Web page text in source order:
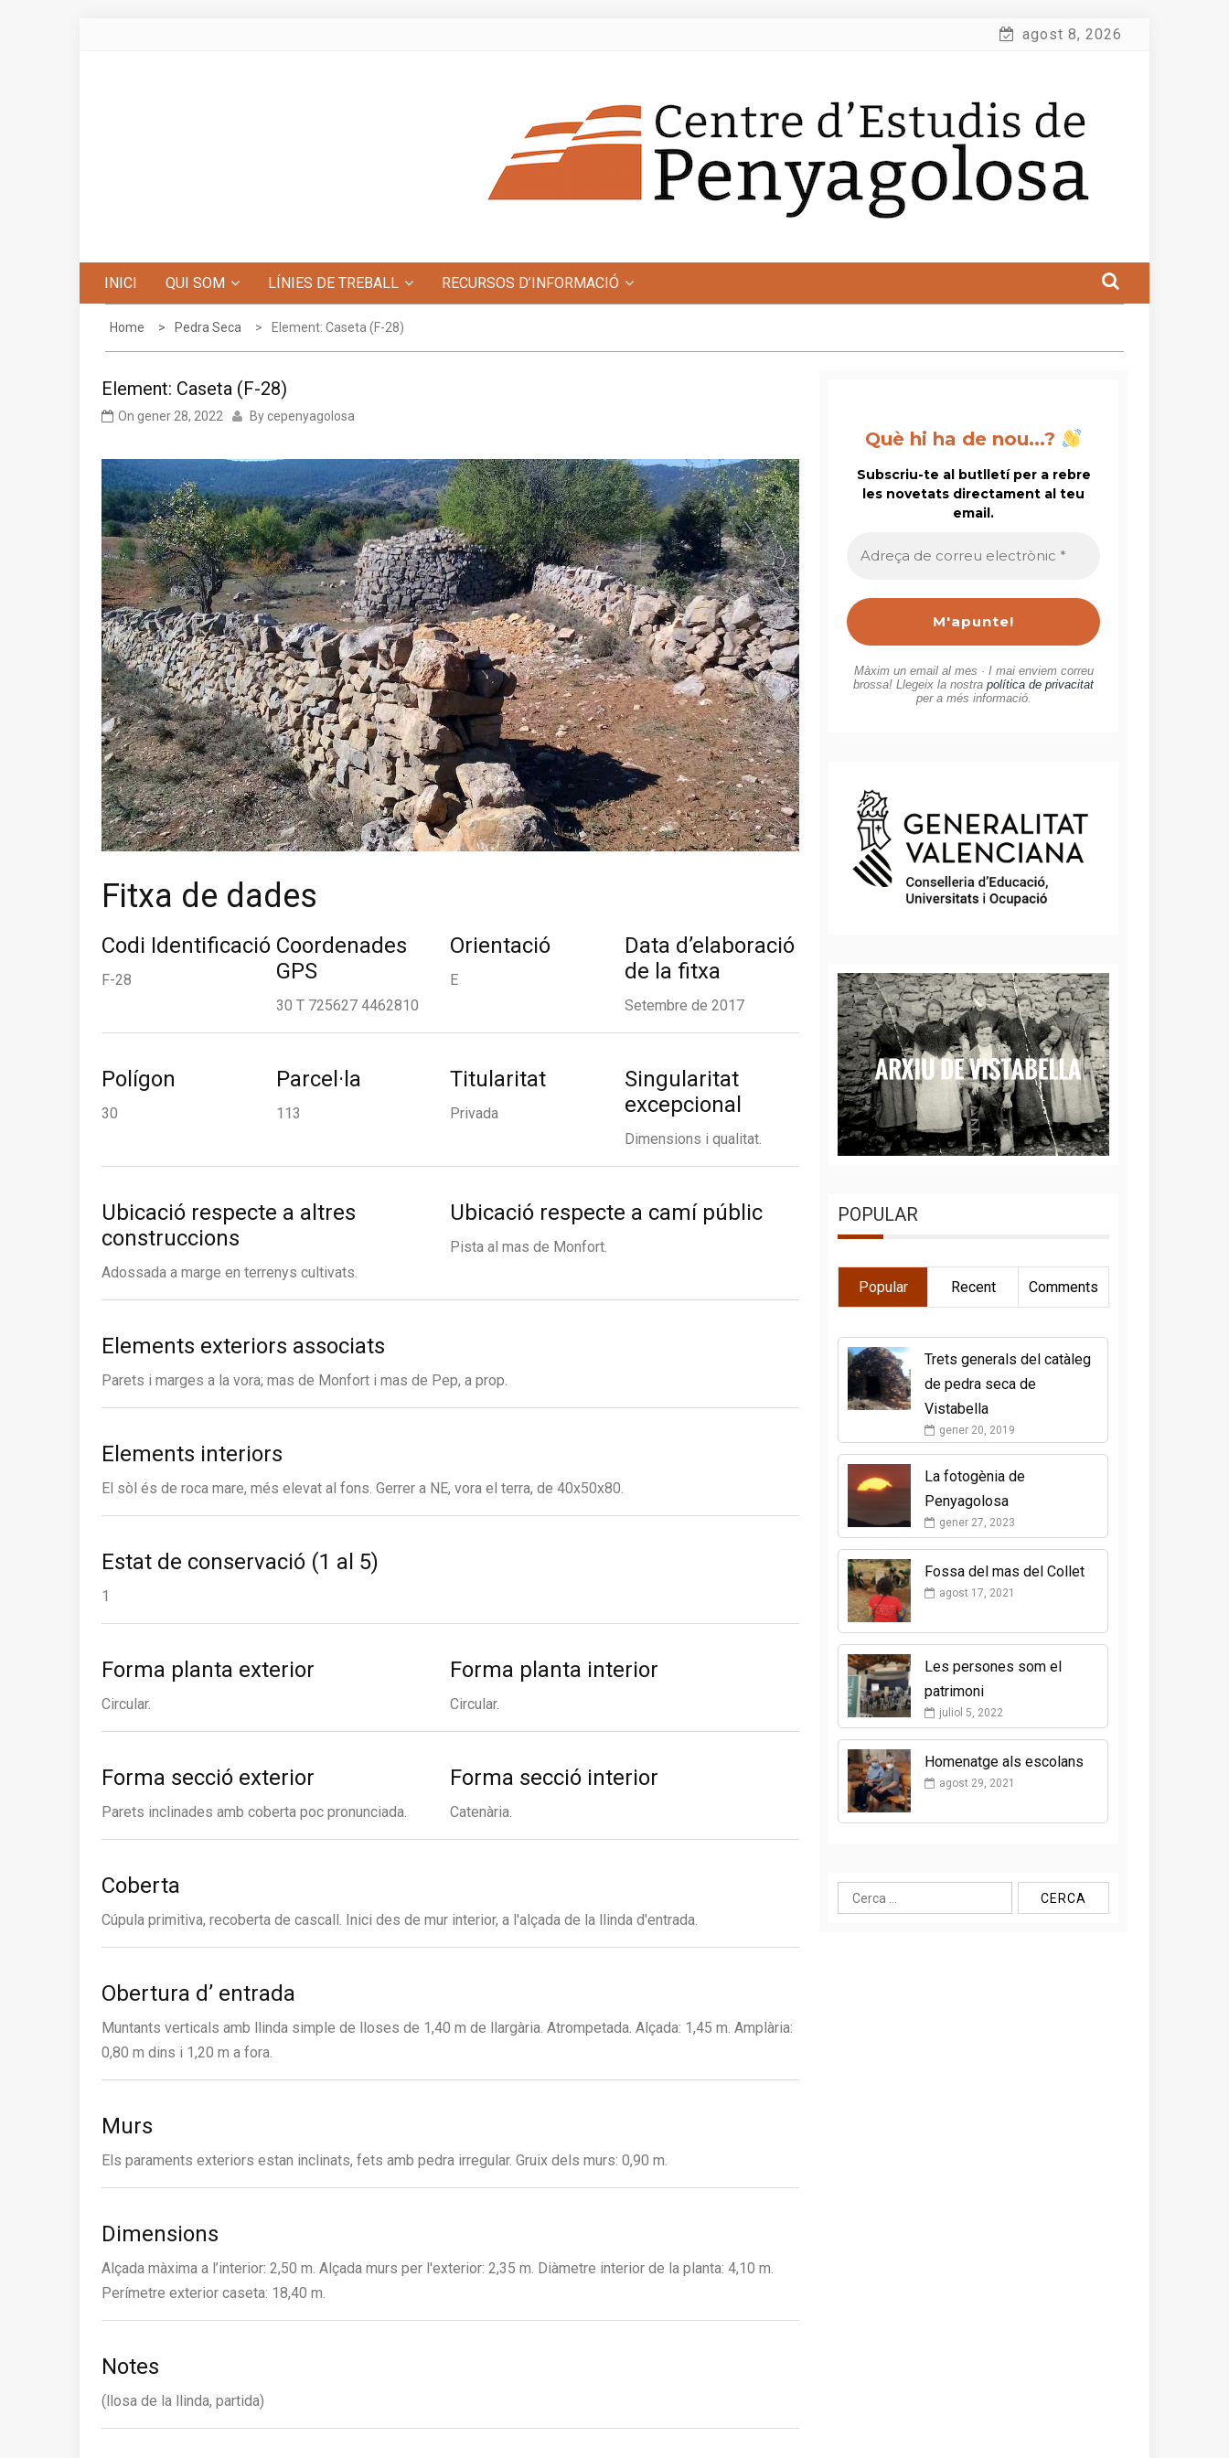
agost 8, 2026
INICI QUI SOM LÍNIES DE TREBALL RECURSOS D’INFORMACIÓ
Home Pedra Seca Element: Caseta (F-28)
Element: Caseta (F-28)
On gener 28, 2022 By cepenyagolosa
Fitxa de dades
Codi Identificació
F-28
Coordenades
GPS
30 T 725627 4462810
Orientació
E
Data d’elaboració
de la fitxa
Setembre de 2017
Polígon
30
Parcel·la
113
Titularitat
Privada
Singularitat
excepcional
Dimensions i qualitat.
Ubicació respecte a altres
construccions
Adossada a marge en terrenys cultivats.
Ubicació respecte a camí públic
Pista al mas de Monfort.
Elements exteriors associats
Parets i marges a la vora; mas de Monfort i mas de Pep, a prop.
Elements interiors
El sòl és de roca mare, més elevat al fons. Gerrer a NE, vora el terra, de 40x50x80.
Estat de conservació (1 al 5)
1
Forma planta exterior
Circular.
Forma planta interior
Circular.
Forma secció exterior
Parets inclinades amb coberta poc pronunciada.
Forma secció interior
Catenària.
Coberta
Cúpula primitiva, recoberta de cascall. Inici des de mur interior, a l'alçada de la llinda d'entrada.
Obertura d’ entrada
Muntants verticals amb llinda simple de lloses de 1,40 m de llargària. Atrompetada. Alçada: 1,45 m. Amplària:
0,80 m dins i 1,20 m a fora.
Murs
Els paraments exteriors estan inclinats, fets amb pedra irregular. Gruix dels murs: 0,90 m.
Dimensions
Alçada màxima a l’interior: 2,50 m. Alçada murs per l'exterior: 2,35 m. Diàmetre interior de la planta: 4,10 m.
Perímetre exterior caseta: 18,40 m.
Notes
(llosa de la llinda, partida)
Què hi ha de nou...?
Subscriu-te al butlletí per a rebre
les novetats directament al teu
email.
de
*
Màxim un email al mes · I mai enviem correu
brossa! Llegeix la nostrapolítica de privacitat
per a més informació.
POPULAR
Popular Recent Comments
Trets generals del catàleg
de pedra seca de
Vistabella
gener 20, 2019
La fotogènia de
Penyagolosa
gener 27, 2023
Fossa del mas del Collet
agost 17, 2021
Les persones som el
patrimoni
juliol 5, 2022
Homenatge als escolans
agost 29, 2021
Cerca: